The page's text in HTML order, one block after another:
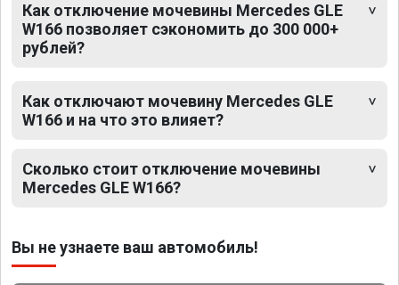
Как отключение мочевины Mercedes GLE
W166 позволяет сэкономить до 300 000+
рублей?
Как отключают мочевину Mercedes GLE
W166 и на что это влияет?
Сколько стоит отключение мочевины
Mercedes GLE W166?
Вы не узнаете ваш автомобиль!